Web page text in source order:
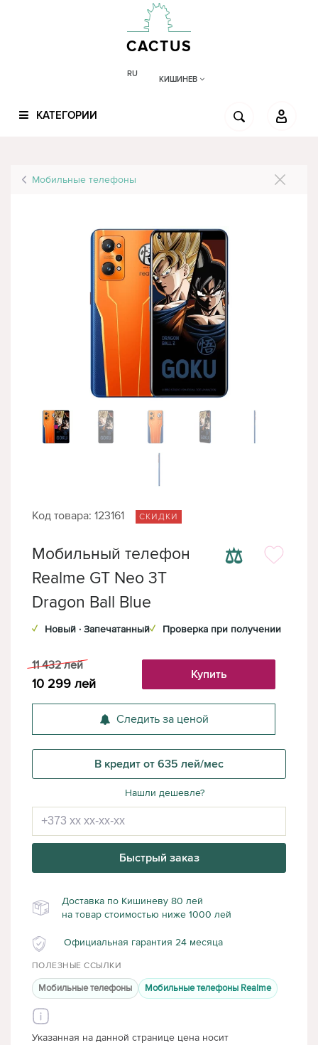
CACTUS
RU
КИШИНЕВ
КАТЕГОРИИ
Мобильные телефоны
Код товара: 123161 СКИДКИ
⚖
Мобильный телефон
Realme GT Neo 3T
Dragon Ball Blue
✓ Новый · Запечатанный✓ Проверка при получении
11 432 лей
10 299 лей
Купить
Следить за ценой
В кредит от 635 лей/мес
Нашли дешевле?
Быстрый заказ
Доставка по Кишиневу 80 лей
на товар стоимостью ниже 1000 лей
Официальная гарантия 24 месяца
ПОЛЕЗНЫЕ ССЫЛКИ
Мобильные телефоны Мобильные телефоны Realme
Указанная на данной странице цена носит